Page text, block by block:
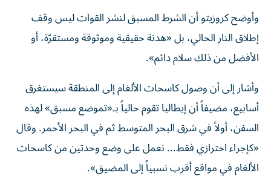
وأوضح كروزيتو أن الشرط المسبق لنشر القوات ليس وقف
إطلاق النار الحالي، بل «هدنة حقيقية وموثوقة ومستقرّة، أو
الأفضل من ذلك سلام دائم».
وأشار إلى أن وصول كاسحات الألغام إلى المنطقة سيستغرق
أسابيع، مضيفاً أن إيطاليا تقوم حالياً بـ«تموضع مسبق» لهذه
السفن، أولاً في شرق البحر المتوسط ثم في البحر الأحمر. وقال
«كإجراء احترازي فقط... نعمل على وضع وحدتين من كاسحات
الألغام في مواقع أقرب نسبياً إلى المضيق».